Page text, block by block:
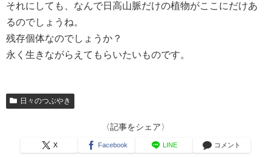
それにしても、なんで日高山脈だけの植物がここにだけあ
るのでしょうね。
残存個体なのでしょうか？
永く生きながらえてもらいたいものです。
日々のつぶやき
〈記事をシェア〉
X Facebook LINE コメント